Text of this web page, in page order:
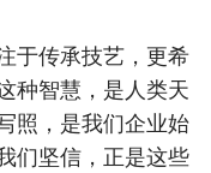
于传承技艺，更希
种智慧，是人类天
照，是我们企业始
们坚信，正是这些